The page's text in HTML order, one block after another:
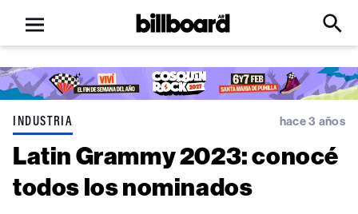
Open
menu
Billboard
Click
Input
INDUSTRIA hace 3 años
Latin Grammy 2023: conocé
todos los nominados